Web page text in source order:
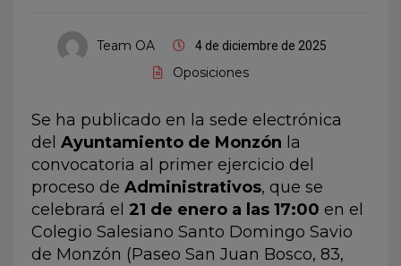
Team OA 4 de diciembre de 2025
Oposiciones
Se ha publicado en la sede electrónica
del Ayuntamiento de Monzón la
convocatoria al primer ejercicio del
proceso de Administrativos, que se
celebrará el 21 de enero a las 17:00 en el
Colegio Salesiano Santo Domingo Savio
de Monzón (Paseo San Juan Bosco, 83,